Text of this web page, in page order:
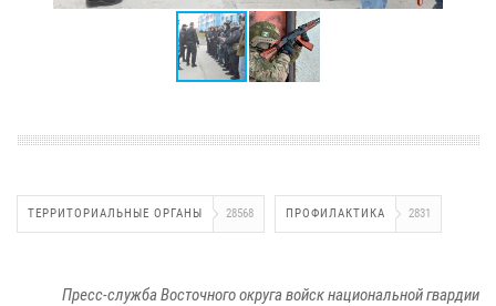
ТЕРРИТОРИАЛЬНЫЕ ОРГАНЫ 28568 ПРОФИЛАКТИКА 2831
Пресс-служба Восточного округа войск национальной гвардии